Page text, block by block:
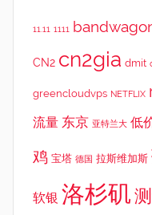
11.11 1111
CN2 cn2gia dmit
greencloudvps NETFLIX
流量 东京 亚特兰大 低
鸡 宝塔 德国 拉斯维加斯
软银 洛杉矶